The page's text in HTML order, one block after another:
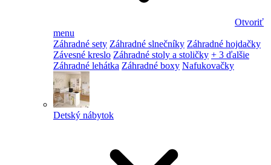
Otvoriť
menu
Záhradné sety Záhradné slnečníky Záhradné hojdačky
Závesné kreslo Záhradné stoly a stoličky + 3 ďalšie
Záhradné lehátka Záhradné boxy Nafukovačky
Detský nábytok